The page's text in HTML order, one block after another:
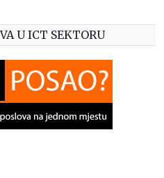
U ICT SEKTORU